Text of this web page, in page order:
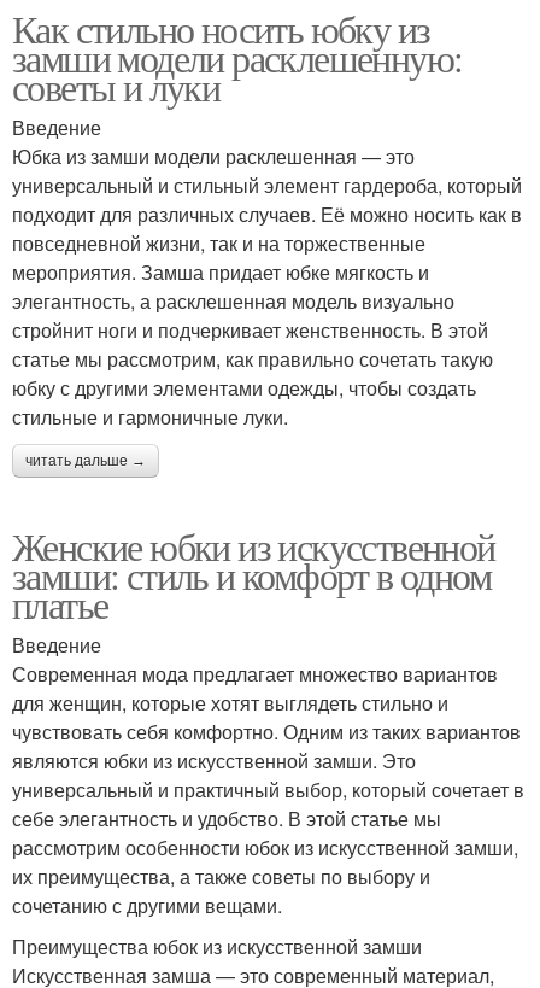
Как стильно носить юбку из
замши модели расклешенную:
советы и луки
Введение
Юбка из замши модели расклешенная — это
универсальный и стильный элемент гардероба, который
подходит для различных случаев. Её можно носить как в
повседневной жизни, так и на торжественные
мероприятия. Замша придает юбке мягкость и
элегантность, а расклешенная модель визуально
стройнит ноги и подчеркивает женственность. В этой
статье мы рассмотрим, как правильно сочетать такую
юбку с другими элементами одежды, чтобы создать
стильные и гармоничные луки.
читать дальше →
Женские юбки из искусственной
замши: стиль и комфорт в одном
платье
Введение
Современная мода предлагает множество вариантов
для женщин, которые хотят выглядеть стильно и
чувствовать себя комфортно. Одним из таких вариантов
являются юбки из искусственной замши. Это
универсальный и практичный выбор, который сочетает в
себе элегантность и удобство. В этой статье мы
рассмотрим особенности юбок из искусственной замши,
их преимущества, а также советы по выбору и
сочетанию с другими вещами.
Преимущества юбок из искусственной замши
Искусственная замша — это современный материал,